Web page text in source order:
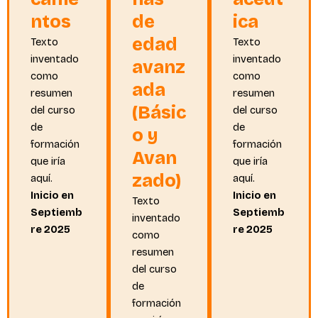
ntos
Texto
inventado
como
resumen
del curso
de
formación
que iría
aquí.
Inicio en
Septiemb
re 2025
de
edad
avanz
ada
(Básic
o y
Avan
zado)
Texto
inventado
como
resumen
del curso
de
formación
ica
Texto
inventado
como
resumen
del curso
de
formación
que iría
aquí.
Inicio en
Septiemb
re 2025